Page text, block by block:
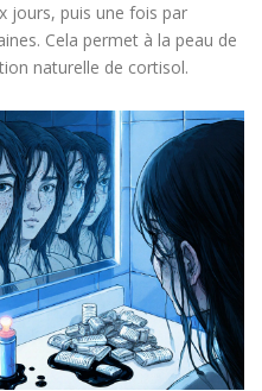
jours, puis une fois par
Cela permet à la peau de
naturelle de cortisol.